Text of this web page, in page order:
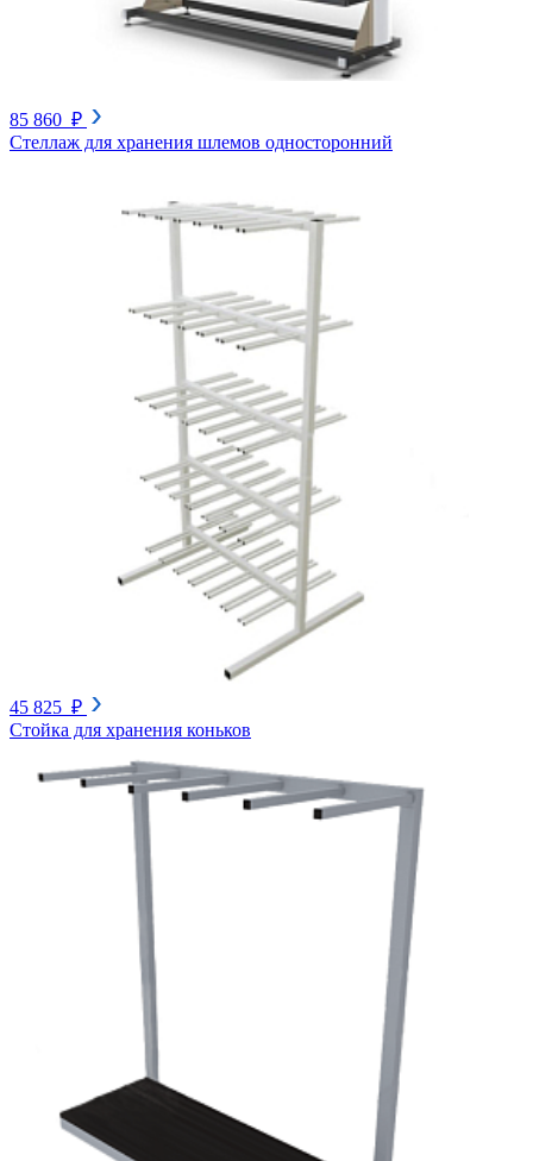
85 860 ₽
Стеллаж для хранения шлемов односторонний
45 825 ₽
Стойка для хранения коньков